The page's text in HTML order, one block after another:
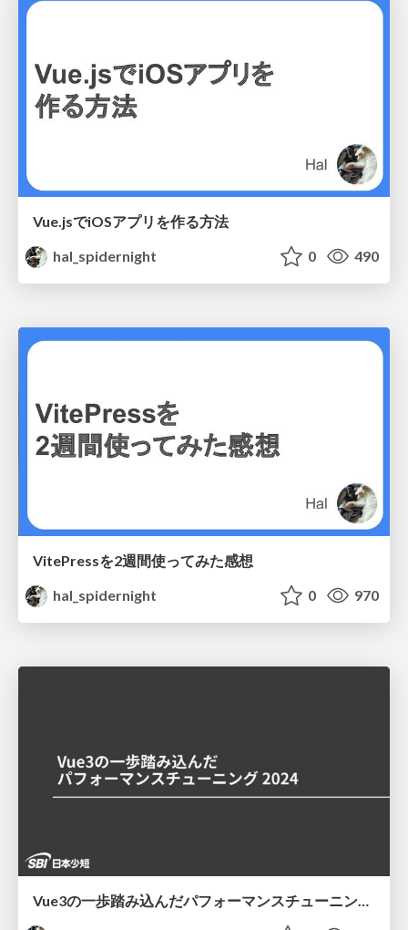
Vue.jsでiOSアプリを作る方法
hal_spidernight
0 490
VitePressを2週間使ってみた感想
hal_spidernight
0 970